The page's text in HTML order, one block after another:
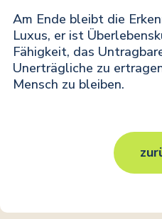
Am Ende bleibt die
Luxus, er ist
Fähigkeit, das
Unerträgliche zu
Mensch zu bleiben.